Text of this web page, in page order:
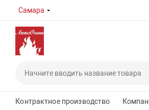
Самара
Контрактное производство